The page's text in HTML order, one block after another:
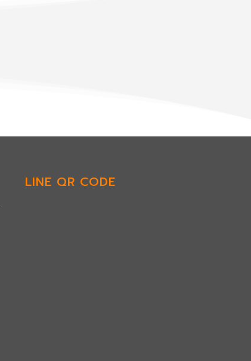
LINE QR CODE